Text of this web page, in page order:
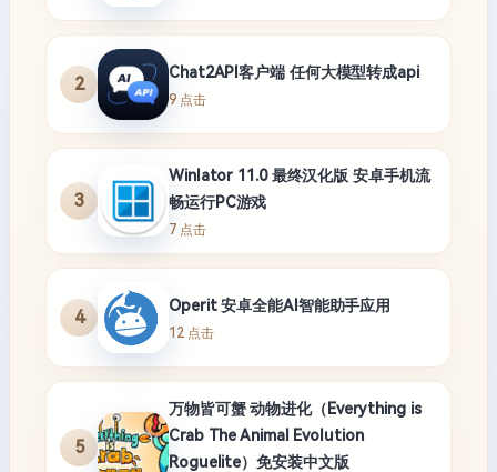
2
Chat2API客户端 任何大模型转成api
9 点击
3
Winlator 11.0 最终汉化版 安卓手机流
畅运行PC游戏
7 点击
4
Operit 安卓全能AI智能助手应用
12 点击
5
万物皆可蟹 动物进化（Everything is
Crab The Animal Evolution
Roguelite）免安装中文版